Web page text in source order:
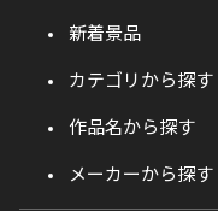
新着景品
カテゴリから探す
作品名から探す
メーカーから探す